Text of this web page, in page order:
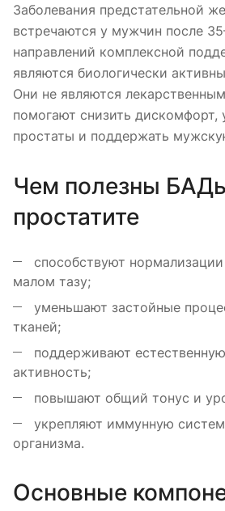
Заболевания предстательной
встречаются у мужчин после
направлений комплексной
являются биологически
Они не являются
помогают снизить дискомфорт,
простаты и поддержать
Чем полезны
простатите
способствуют
малом тазу;
уменьшают застойные
тканей;
поддерживают
активность;
повышают общий тонус и
укрепляют иммунную
организма.
Основные